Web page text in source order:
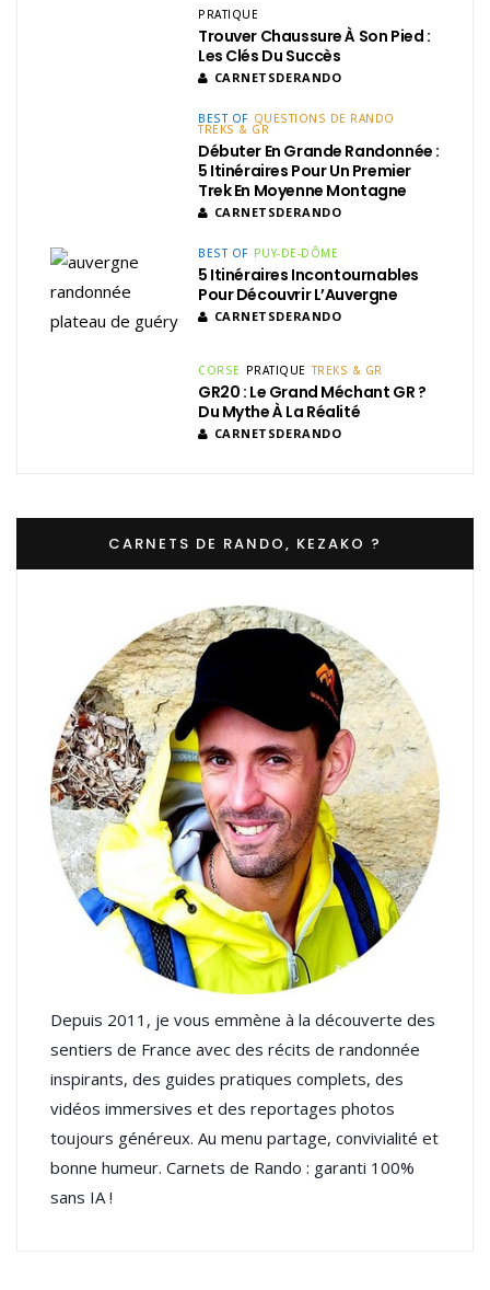
PRATIQUE
Trouver Chaussure À Son Pied :
Les Clés Du Succès
CARNETSDERANDO
BEST OF QUESTIONS DE RANDO
TREKS & GR
Débuter En Grande Randonnée :
5 Itinéraires Pour Un Premier
Trek En Moyenne Montagne
CARNETSDERANDO
BEST OF PUY-DE-DÔME
5 Itinéraires Incontournables
Pour Découvrir L’Auvergne
CARNETSDERANDO
CORSE PRATIQUE TREKS & GR
GR20 : Le Grand Méchant GR ?
Du Mythe À La Réalité
CARNETSDERANDO
CARNETS DE RANDO, KEZAKO ?
Depuis 2011, je vous emmène à la découverte des
sentiers de France avec des récits de randonnée
inspirants, des guides pratiques complets, des
vidéos immersives et des reportages photos
toujours généreux. Au menu partage, convivialité et
bonne humeur. Carnets de Rando : garanti 100%
sans IA !